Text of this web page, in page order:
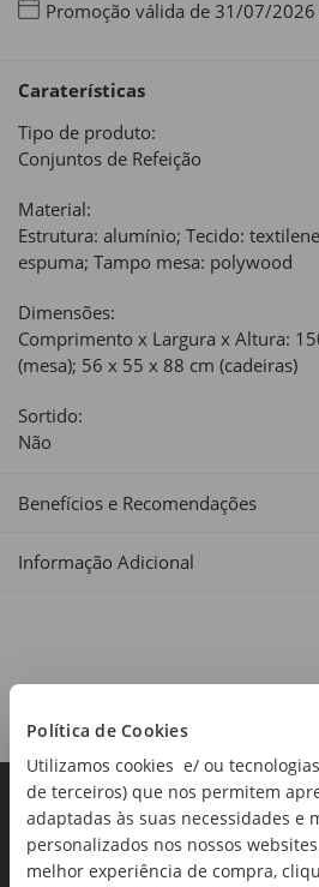
Política de Cookies
Utilizamos cookies e/ ou
de terceiros) que nos permitem
adaptadas às suas necessidades e
personalizados nos nossos
melhor experiência de compra,
Promoção válida de 31/07/
Caraterísticas
Tipo de produto:
Conjuntos de Refeição
Material:
Estrutura: alumínio; Tecido:
espuma; Tampo mesa: polywood
Dimensões:
Comprimento x Largura x Altura:
(mesa); 56 x 55 x 88 cm (cadeiras)
Sortido:
Não
Benefícios e Recomendações
Informação Adicional